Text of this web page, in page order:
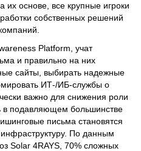
их основе, все крупные игроки
собственных решений
Platform, учат
и правильно на них
сайты, выбирать надежные
ИТ-/ИБ-службы о
важно для снижения роли
в подавляющем большинстве
письма становятся
По данным
Solar 4RAYS, 70% сложных